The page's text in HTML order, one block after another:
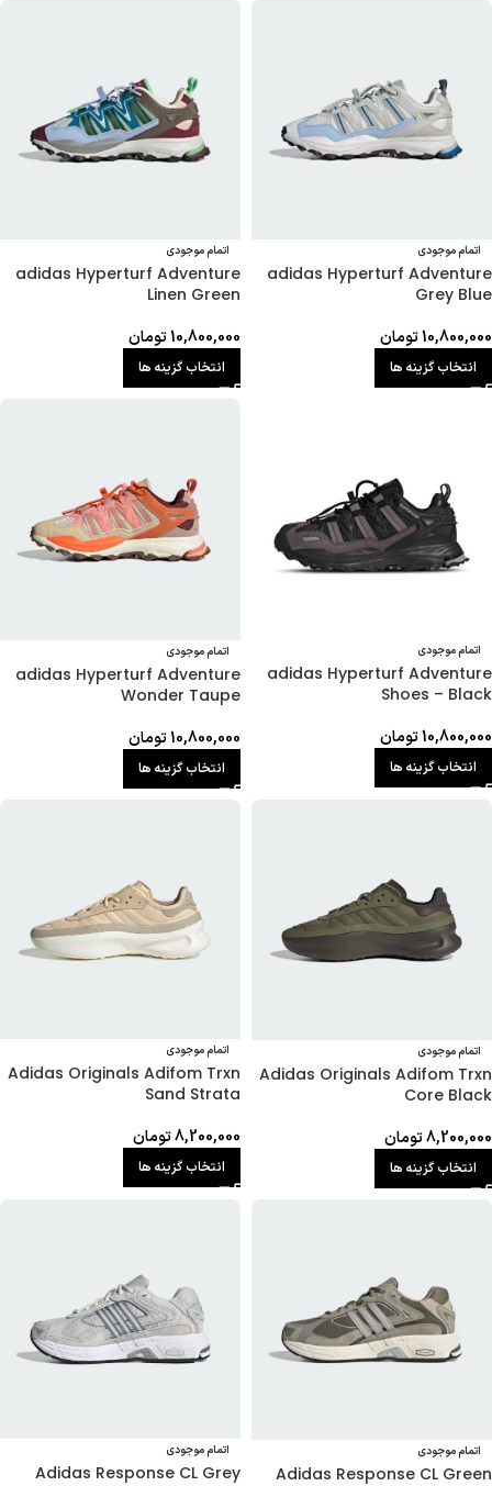
اتمام موجودی
adidas Hyperturf Adventure
Grey Blue
10,800,000تومان
انتخاب گزینه ها
اتمام موجودی
adidas Hyperturf Adventure
Linen Green
10,800,000تومان
انتخاب گزینه ها
اتمام موجودی
adidas Hyperturf Adventure
Shoes – Black
10,800,000تومان
انتخاب گزینه ها
اتمام موجودی
adidas Hyperturf Adventure
Wonder Taupe
10,800,000تومان
انتخاب گزینه ها
اتمام موجودی
Adidas Originals Adifom Trxn
Core Black
8,200,000تومان
انتخاب گزینه ها
اتمام موجودی
Adidas Originals Adifom Trxn
Sand Strata
8,200,000تومان
انتخاب گزینه ها
اتمام موجودی
Adidas Response CL Green
اتمام موجودی
Adidas Response CL Grey